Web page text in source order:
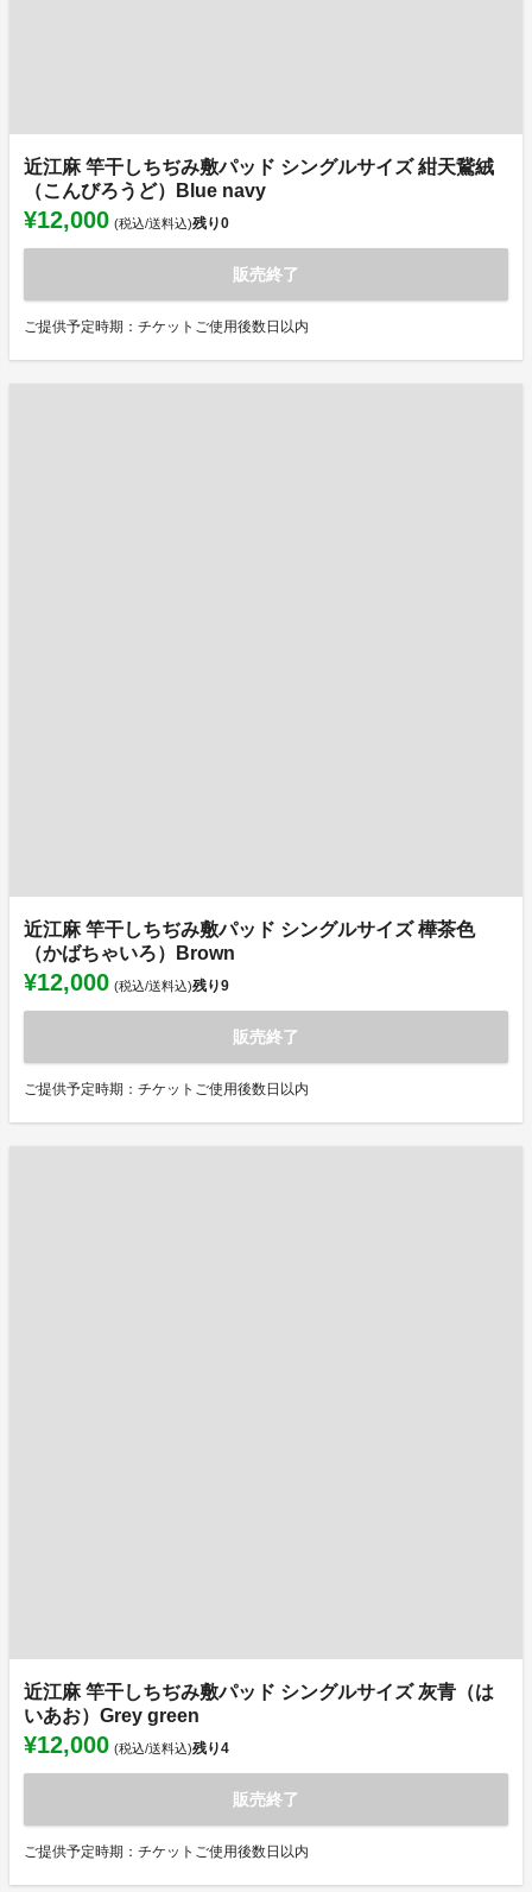
近江麻 竿干しちぢみ敷パッド シングルサイズ 紺天鵞絨
（こんびろうど）Blue navy
¥12,000 (税込/送料込)残り0
販売終了
ご提供予定時期：チケットご使用後数日以内
近江麻 竿干しちぢみ敷パッド シングルサイズ 樺茶色
（かばちゃいろ）Brown
¥12,000 (税込/送料込)残り9
販売終了
ご提供予定時期：チケットご使用後数日以内
近江麻 竿干しちぢみ敷パッド シングルサイズ 灰青（は
いあお）Grey green
¥12,000 (税込/送料込)残り4
販売終了
ご提供予定時期：チケットご使用後数日以内